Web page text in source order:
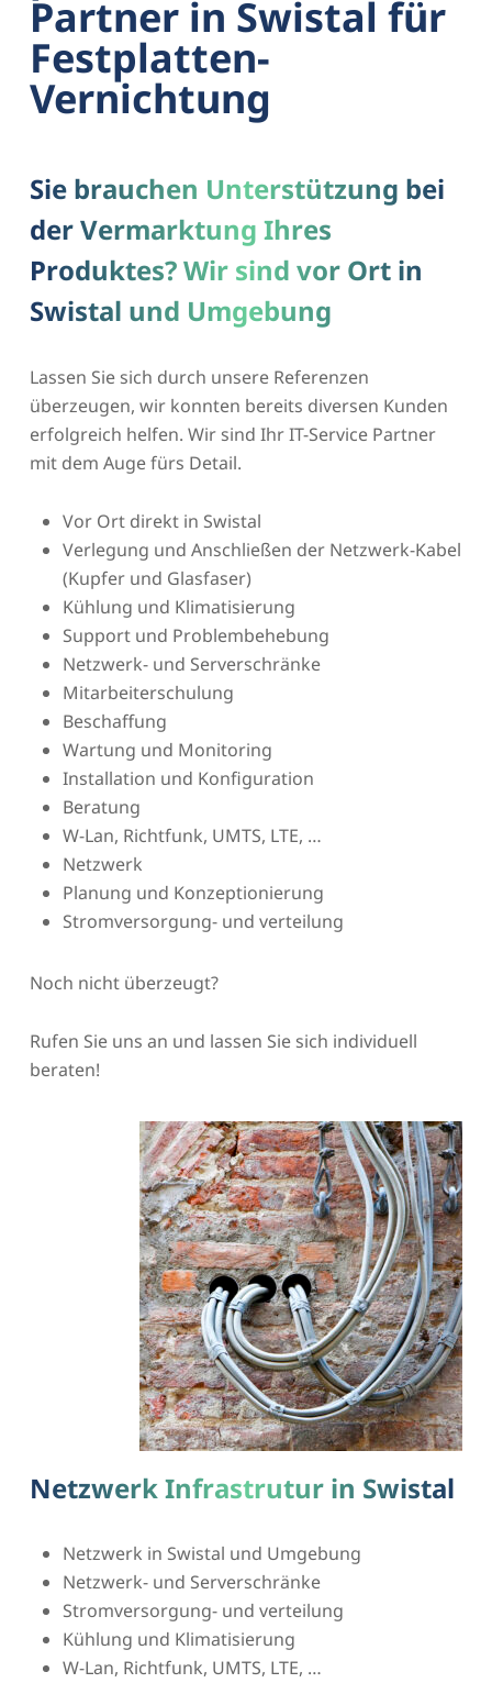
Partner in Swistal für
Festplatten-
Vernichtung
Sie brauchen Unterstützung bei
der Vermarktung Ihres
Produktes? Wir sind vor Ort in
Swistal und Umgebung
Lassen Sie sich durch unsere Referenzen
überzeugen, wir konnten bereits diversen Kunden
erfolgreich helfen. Wir sind Ihr IT-Service Partner
mit dem Auge fürs Detail.
Vor Ort direkt in Swistal
Verlegung und Anschließen der Netzwerk-Kabel
(Kupfer und Glasfaser)
Kühlung und Klimatisierung
Support und Problembehebung
Netzwerk- und Serverschränke
Mitarbeiterschulung
Beschaffung
Wartung und Monitoring
Installation und Konfiguration
Beratung
W-Lan, Richtfunk, UMTS, LTE, …
Netzwerk
Planung und Konzeptionierung
Stromversorgung- und verteilung
Noch nicht überzeugt?
Rufen Sie uns an und lassen Sie sich individuell
beraten!
Netzwerk Infrastrutur in Swistal
Netzwerk in Swistal und Umgebung
Netzwerk- und Serverschränke
Stromversorgung- und verteilung
Kühlung und Klimatisierung
W-Lan, Richtfunk, UMTS, LTE, …